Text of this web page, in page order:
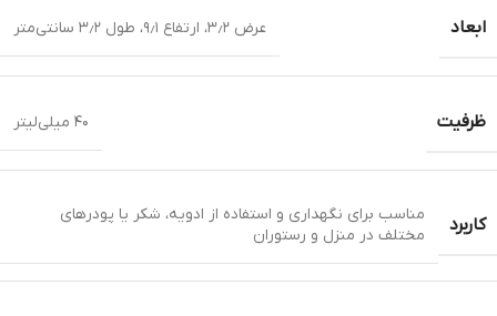
ابعاد عرض ۳٫۲، ارتفاع ۹٫۱، طول ۳٫۲ سانتی‌متر
ظرفیت ۴۰ میلی‌لیتر
کاربرد
مناسب برای نگهداری و استفاده از ادویه، شکر یا پودرهای
مختلف در منزل و رستوران